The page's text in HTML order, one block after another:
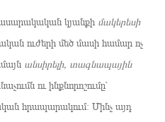
կյանքի մակերեսի
ուժերի մեծ մասի համար ոչ
անսիրելի, տագնապային
ու ինքնորոշումը՝
հրապարակում: Մինչ այդ